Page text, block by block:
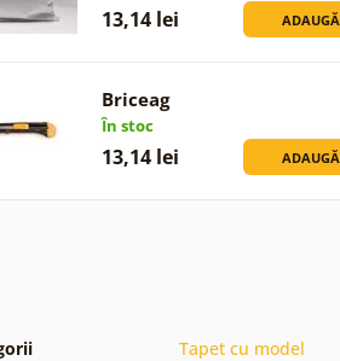
13,14 lei ADAUGĂ
Briceag
În stoc
13,14 lei ADAUGĂ
Tapet cu model